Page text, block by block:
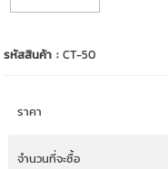
รหัสสินค้า :CT-50
ราคา
จำนวนที่จะซื้อ